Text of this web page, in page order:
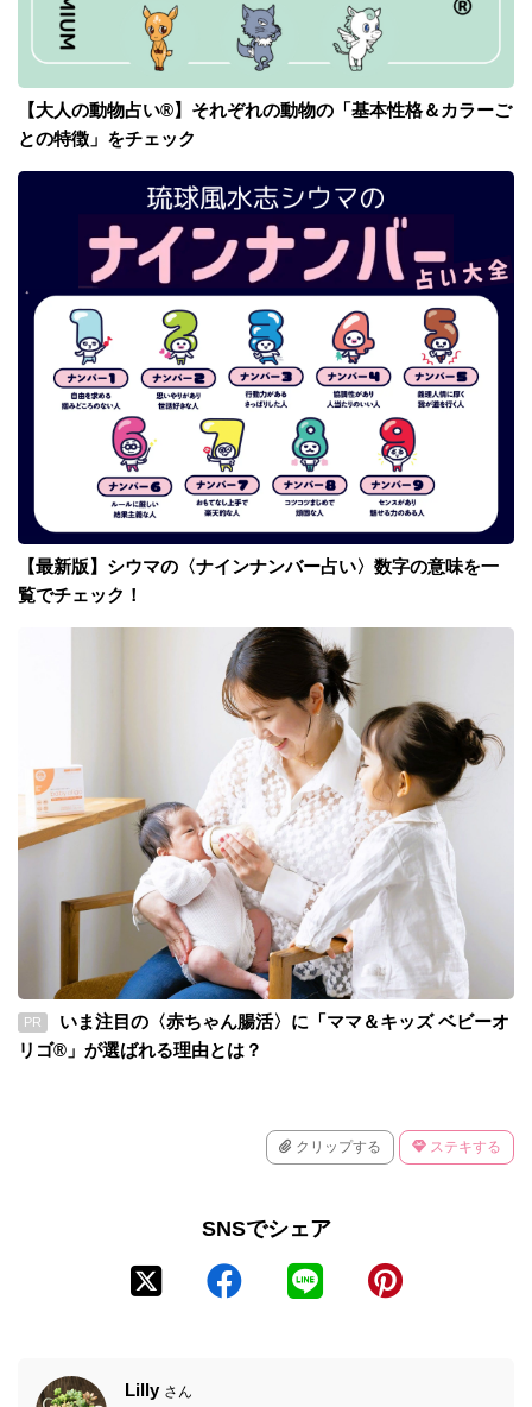
【大人の動物占い®】それぞれの動物の「基本性格＆カラーご
との特徴」をチェック
【最新版】シウマの〈ナインナンバー占い〉数字の意味を一
覧でチェック！
PR
いま注目の〈赤ちゃん腸活〉に「ママ＆キッズ ベビーオ
リゴ®」が選ばれる理由とは？
クリップする ステキする
SNSでシェア
Lilly さん